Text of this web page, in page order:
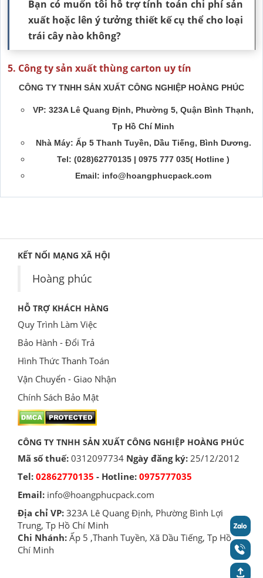
Bạn có muốn tôi hỗ trợ tính toán chi phí sản
xuất hoặc lên ý tưởng thiết kế cụ thể cho loại
trái cây nào không?
5. Công ty sản xuất thùng carton uy tín
CÔNG TY TNHH SẢN XUẤT CÔNG NGHIỆP HOÀNG PHÚC
VP: 323A Lê Quang Định, Phường 5, Quận Bình Thạnh,
Tp Hồ Chí Minh
Nhà Máy: Ấp 5 Thanh Tuyền, Dầu Tiếng, Bình Dương.
Tel: (028)62770135 | 0975 777 035( Hotline )
Email: info@hoangphucpack.com
KẾT NỐI MẠNG XÃ HỘI
Hoàng phúc
HỖ TRỢ KHÁCH HÀNG
Quy Trình Làm Việc
Bảo Hành - Đổi Trả
Hình Thức Thanh Toán
Vận Chuyển - Giao Nhận
Chính Sách Bảo Mật
CÔNG TY TNHH SẢN XUẤT CÔNG NGHIỆP HOÀNG PHÚC
Mã số thuế: 0312097734 Ngày đăng ký: 25/12/2012
Tel: 02862770135 - Hotline: 0975777035
Email: info@hoangphucpack.com
Địa chỉ VP: 323A Lê Quang Định, Phường Bình Lợi
Trung, Tp Hồ Chí Minh
Chi Nhánh: Ấp 5 ,Thanh Tuyền, Xã Dầu Tiếng, Tp Hồ
Chí Minh